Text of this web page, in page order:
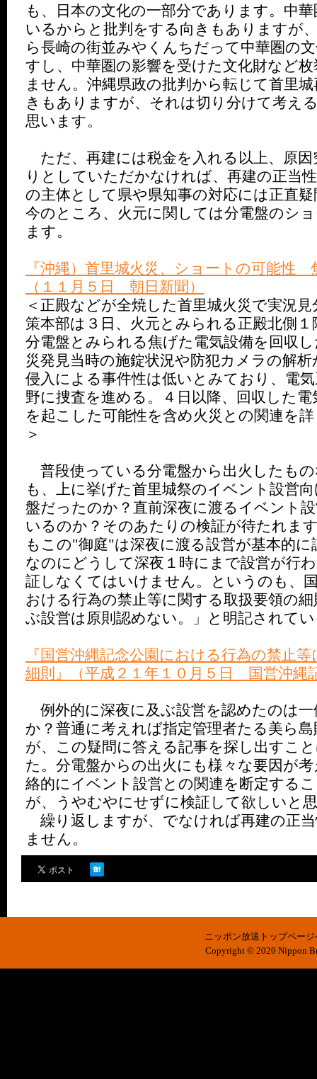
も、日本の文化の一部分であります。中
いるからと批判をする向きもありますが
ら長崎の街並みやくんちだって中華圏の
すし、中華圏の影響を受けた文化財など
ません。沖縄県政の批判から転じて首里
きもありますが、それは切り分けて考え
思います。
ただ、再建には税金を入れる以上、原
りとしていただかなければ、再建の正当
の主体として県や県知事の対応には正直
今のところ、火元に関しては分電盤のシ
ます。
『沖縄）首里城火災、ショートの可能性
（１１月５日 朝日新聞）
＜正殿などが全焼した首里城火災で実況
策本部は３日、火元とみられる正殿北側
分電盤とみられる焦げた電気設備を回収
災発見当時の施錠状況や防犯カメラの解
侵入による事件性は低いとみており、電
野に捜査を進める。４日以降、回収した
を起こした可能性を含め火災との関連を
＞
普段使っている分電盤から出火したも
も、上に挙げた首里城祭のイベント設営
盤だったのか？直前深夜に渡るイベント
いるのか？そのあたりの検証が待たれま
もこの"御庭"は深夜に渡る設営が基本的
なのにどうして深夜１時にまで設営が行
証しなくてはいけません。というのも、
おける行為の禁止等に関する取扱要領の
ぶ設営は原則認めない。」と明記されて
『国営沖縄記念公園における行為の禁止
細則』（平成２１年１０月５日 国営沖縄
例外的に深夜に及ぶ設営を認めたのは
か？普通に考えれば指定管理者たる美ら
が、この疑問に答える記事を探し出すこ
た。分電盤からの出火にも様々な要因が
絡的にイベント設営との関連を断定する
が、うやむやにせずに検証して欲しいと
繰り返しますが、でなければ再建の正
ません。
ニッポン放送トップページ
Copyright © 2020 Nippon